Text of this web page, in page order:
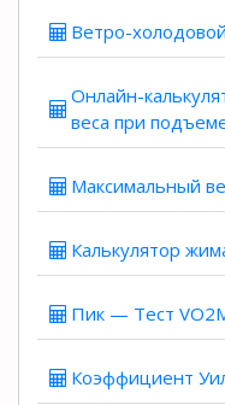
Ветро-
Онлайн-
веса при
Максимальный
Калькулятор
Пик — Тест
Коэффициент